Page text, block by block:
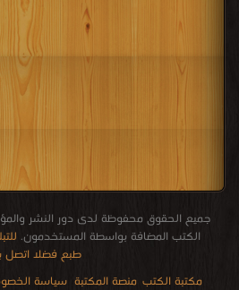
جميع الحقوق محفوظة لدى دور النشر
الكتب المضافة بواسطة المستخدمون.
طبع فضلا اتصل
مكتبة الكتب منصة المكتبة سياسة